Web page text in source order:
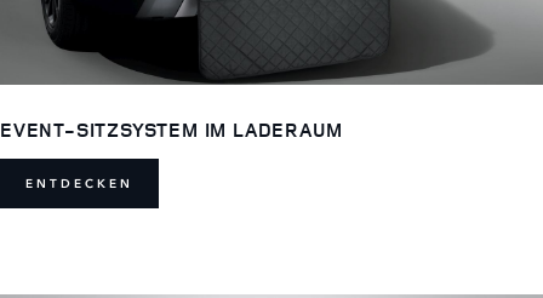
EVENT-SITZSYSTEM IM LADERAUM
ENTDECKEN